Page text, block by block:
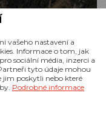
vašeho nastavení a
Informace o tom, jak
sociální média, inzerci a
tyto údaje mohou
jim poskytli nebo které
Podrobné informace